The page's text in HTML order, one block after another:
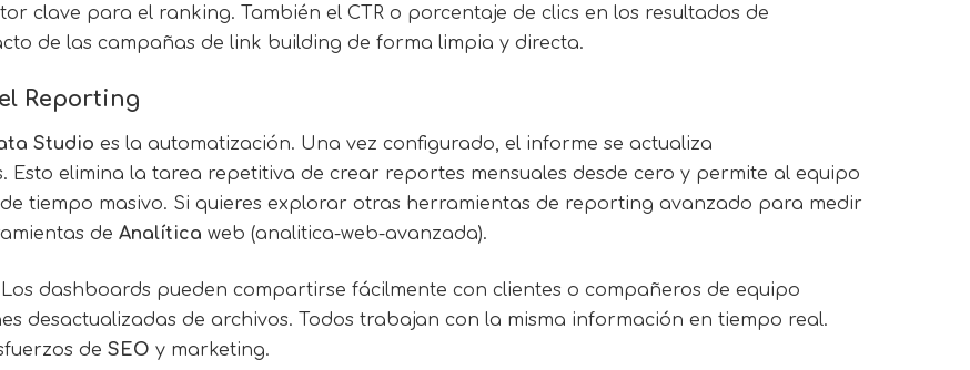
clave para el ranking. También el CTR o porcentaje de clics en los resultados de
de las campañas de link building de forma limpia y directa.
Reporting
Studio es la automatización. Una vez configurado, el informe se actualiza
Esto elimina la tarea repetitiva de crear reportes mensuales desde cero y permite al equipo
tiempo masivo. Si quieres explorar otras herramientas de reporting avanzado para medir
de Analítica web (analitica-web-avanzada).
dashboards pueden compartirse fácilmente con clientes o compañeros de equipo
desactualizadas de archivos. Todos trabajan con la misma información en tiempo real.
de SEO y marketing.